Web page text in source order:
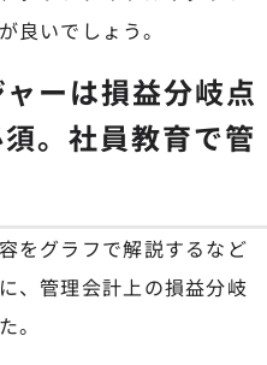
良いでしょう。
ャーは損益分岐点
。社員教育で管
をグラフで解説するなど
、管理会計上の損益分岐
。